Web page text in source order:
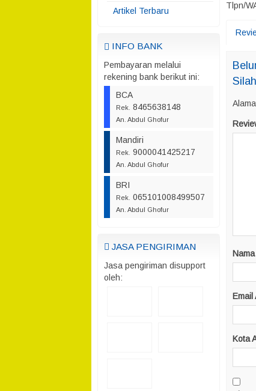
Artikel Terbaru
INFO BANK
Pembayaran melalui
rekening bank berikut ini:
BCA
Rek. 8465638148
An. Abdul Ghofur
Mandiri
Rek. 9000041425217
An. Abdul Ghofur
BRI
Rek. 065101008499507
An. Abdul Ghofur
JASA PENGIRIMAN
Jasa pengiriman disupport
oleh:
Tlpn/
Email
Kota